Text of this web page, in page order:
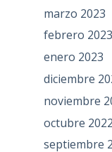
marzo 2023
febrero 2023
enero 2023
diciembre
noviembre
octubre 2022
septiembre